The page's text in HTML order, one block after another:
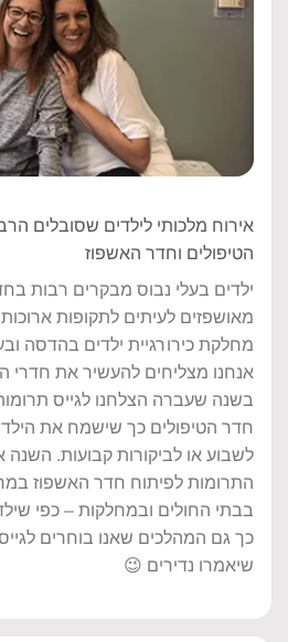
אירוח מלכותי לילדים שסובלים
הטיפולים וחדר האשפוז
ילדים בעלי נבוס מבקרים רבות
מאושפזים לעיתים לתקופות
מחלקת כירורגיית ילדים בהדסה
אנחנו מצליחים להעשיר את חדרי
בשנה שעברה הצלחנו לגייס
חדר הטיפולים כך שישמח את
לשבוע או לביקורות קבועות. השנה
התרומות לפיתוח חדר האשפוז
בבתי החולים ובמחלקות – כפי
כך גם המהלכים שאנו בוחרים
שיאמרו נדירים 😉